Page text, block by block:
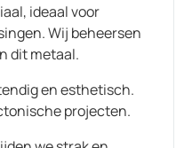
ideaal voor
Wij beheersen
dit metaal.
en esthetisch.
projecten.